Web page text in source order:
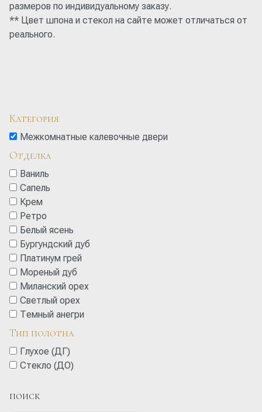
размеров по индивидуальному заказу.
** Цвет шпона и стекол на сайте может отличаться от
реального.
Категория
Межкомнатные калевочные двери
Отделка
Ваниль
Сапель
Крем
Ретро
Белый ясень
Бургундский дуб
Платинум грей
Мореный дуб
Миланский орех
Cветлый орех
Темный анегри
Тип полотна
Глухое (ДГ)
Стекло (ДО)
ПОИСК